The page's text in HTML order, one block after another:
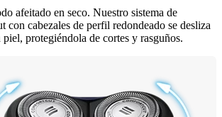
afeitado en seco. Nuestro sistema de
con cabezales de perfil redondeado se desliza
piel, protegiéndola de cortes y rasguños.